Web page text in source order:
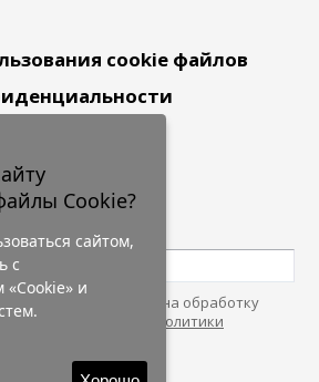
cookie файлов
я даю согласие на обработку
С условиями
"Политики
Cookie?
сайтом,
с
«Cookie» и